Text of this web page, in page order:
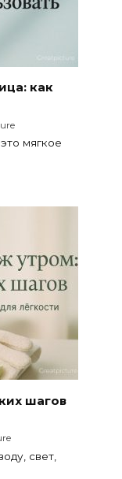
как
мягкое
шагов
свет,